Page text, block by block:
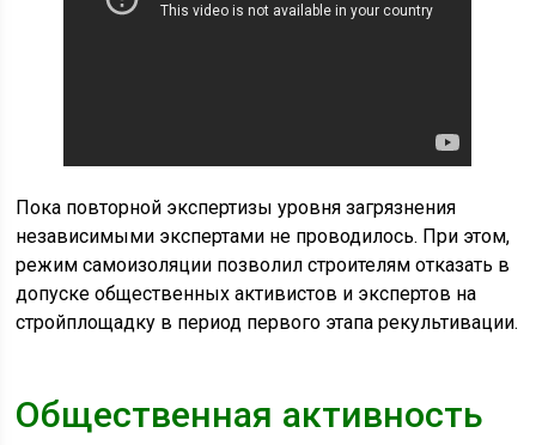
Пока повторной экспертизы уровня загрязнения
независимыми экспертами не проводилось. При этом,
режим самоизоляции позволил строителям отказать в
допуске общественных активистов и экспертов на
стройплощадку в период первого этапа рекультивации.
Общественная активность